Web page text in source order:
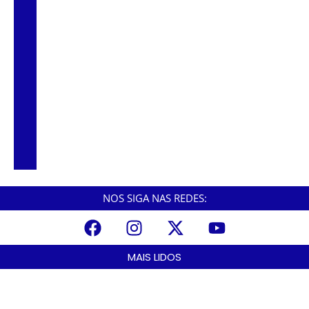
NOS SIGA NAS REDES:
MAIS LIDOS